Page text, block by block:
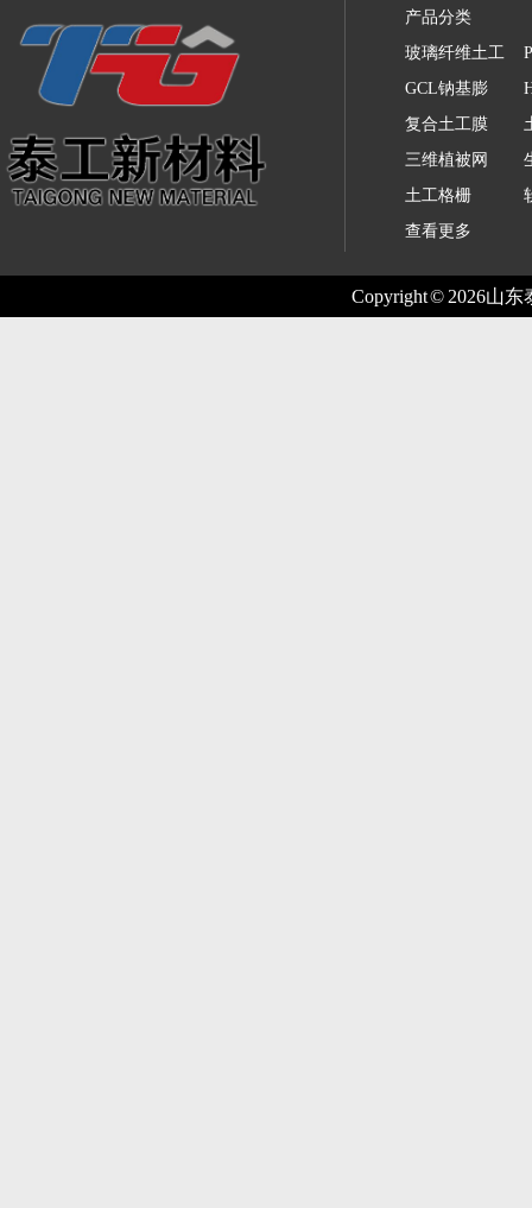
产品分类
玻璃纤维土工
GCL钠基膨
复合土工膜
三维植被网
土工格栅
查看更多
Copyright © 2026山